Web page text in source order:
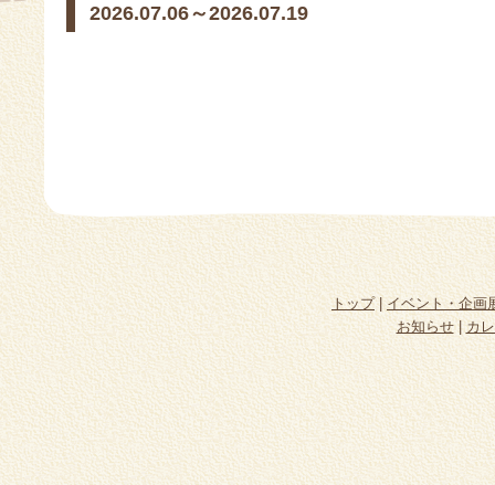
2026.07.06～2026.07.19
トップ|イベント・企画
お知らせ| カ